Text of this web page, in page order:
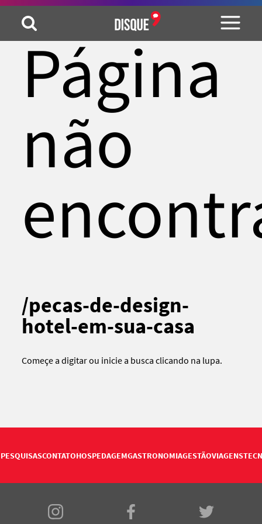
Página
não
/pecas-de-design-
hotel-em-sua-casa
Começe a digitar ou inicie a busca clicando na lupa.
PESQUISASCONTATOHOSPEDAGEMGASTRONOMIAGESTÃOVIAGENS